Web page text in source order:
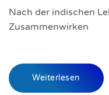
Nach der indischen
Zusammenwirken
Weiterlesen